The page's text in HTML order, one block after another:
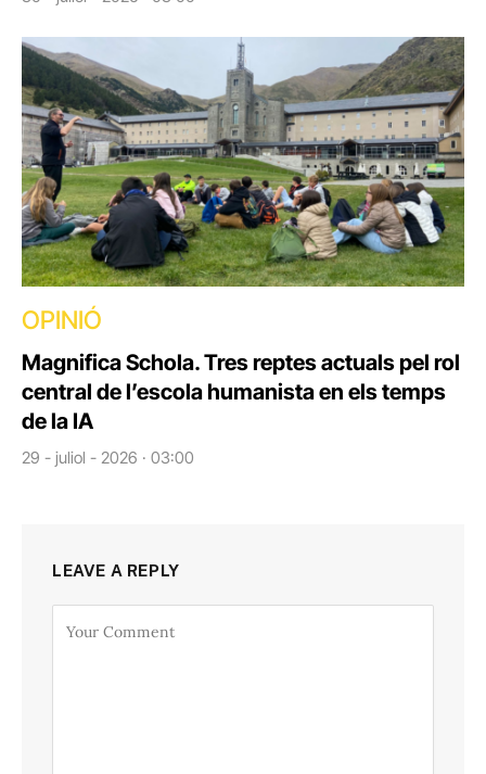
OPINIÓ
Magnifica Schola. Tres reptes actuals pel rol
central de l’escola humanista en els temps
de la IA
29 - juliol - 2026 · 03:00
LEAVE A REPLY